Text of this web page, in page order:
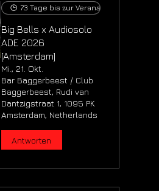
73 Tage bis zur Veranstaltung
Big Bells x Audiosolo
ADE 2026
[Amsterdam]
Mi., 21. Okt.
Bar Baggerbeest / Club
Baggerbeest, Rudi van
Dantzigstraat 1, 1095 PK
Amsterdam, Netherlands
Antworten